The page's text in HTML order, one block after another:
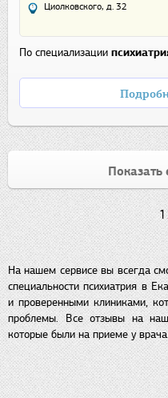
Циолковского, д. 32
По специализации
Показать
1
На нашем сервисе вы всегда
специальности психиатрия в
и проверенными клиниками,
проблемы. Все отзывы на
которые были на приеме у врача.